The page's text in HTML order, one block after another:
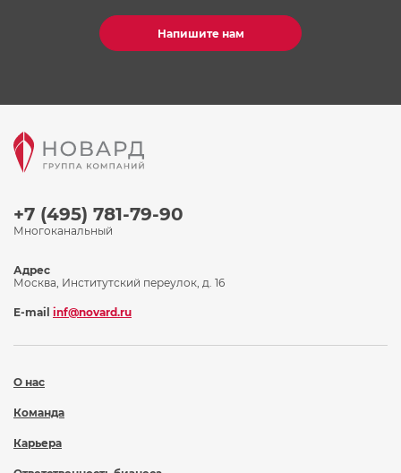
Напишите нам
+7 (495) 781-79-90
Многоканальный
О нас
Команда
Карьера
Адрес
Москва, Институтский переулок, д. 16
E-mail inf@novard.ru